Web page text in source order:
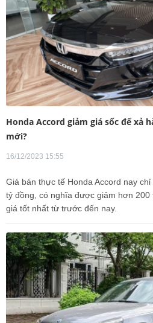
Honda Accord giảm giá sốc để xả
mới?
16/12/2023 15:55
Giá bán thực tế Honda Accord nay
tỷ đồng, có nghĩa được giảm hơn
giá tốt nhất từ trước đến nay.